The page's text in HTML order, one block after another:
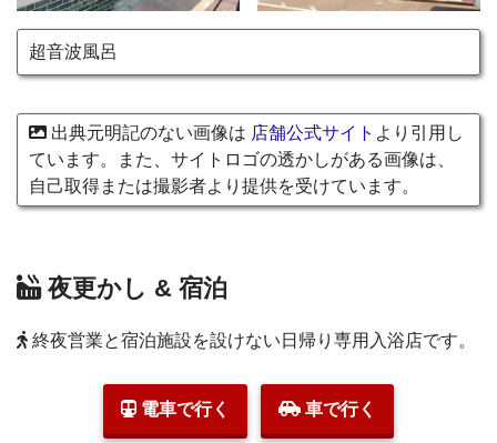
超音波風呂
出典元明記のない画像は 店舗公式サイト より引用し
ています。また、サイトロゴの透かしがある画像は、
自己取得または撮影者より提供を受けています。
夜更かし & 宿泊
終夜営業と宿泊施設を設けない日帰り専用入浴店です。
電車で行く 車で行く